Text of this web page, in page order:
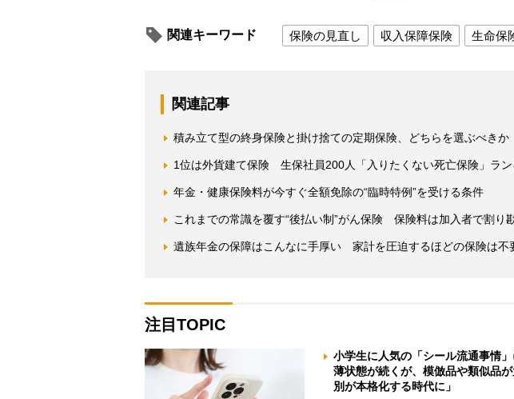
関連キーワード 保険の見直し 収入保障保険 生命保
関連記事
積み立て型の終身保険と掛け捨ての定期保険、どちらを選ぶべきか
1位は外貨建て保険 生保社員200人「入りたくない死亡保険」ラ
年金・健康保険料が今すぐ全額免除の“臨時特例”を受ける条件
これまでの常識を覆す“後払い制”がん保険 保険料は加入者で割り
遺族年金の保障はこんなに手厚い 家計を圧迫するほどの保険は不
注目TOPIC
小学生に人気の「シール流通事情
薄状態が続くが、模倣品や類似品
別が本格化する時代に」